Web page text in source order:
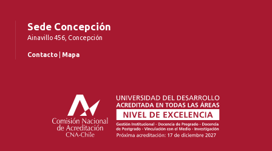
Sede Concepción
Ainavillo 456, Concepción
Contacto Mapa